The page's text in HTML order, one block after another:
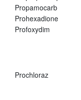
Propamocarb
Prohexadione
Profoxydim
Prochloraz